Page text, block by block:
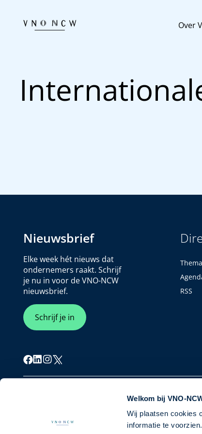
Welkom bij VNO-
Wij plaatsen cookies
informatie te
Over
Nieuwsbrief
Elke week hét nieuws dat
ondernemers raakt. Schrijf
je nu in voor de VNO-NCW
nieuwsbrief.
Schrijf je in
RSS
Privacybeleid